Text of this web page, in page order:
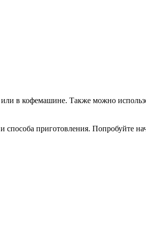
в кофемашине. Также можно
приготовления. Попробуйте